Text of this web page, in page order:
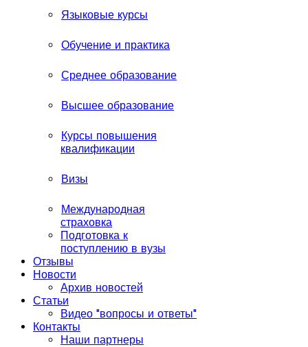
Языковые курсы
Обучение и практика
Среднее образование
Высшее образование
Курсы повышения
квалификации
Визы
Международная
страховка
Подготовка к
поступлению в вузы
Отзывы
Новости
Архив новостей
Статьи
Видео "вопросы и ответы"
Контакты
Наши партнеры